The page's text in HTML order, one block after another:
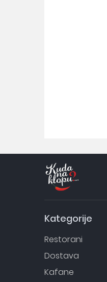
Kategorije
Restorani
Dostava
Kafane